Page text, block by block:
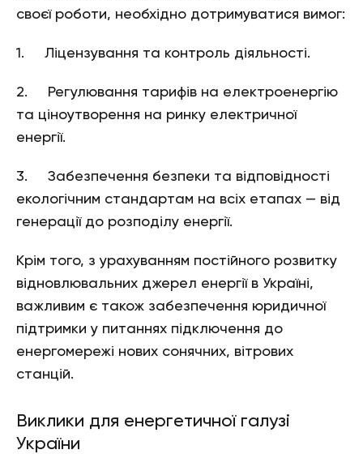
своєї роботи, необхідно дотримуватися вимог:
1. Ліцензування та контроль діяльності.
2. Регулювання тарифів на електроенергію
та ціноутворення на ринку електричної
енергії.
3. Забезпечення безпеки та відповідності
екологічним стандартам на всіх етапах — від
генерації до розподілу енергії.
Крім того, з урахуванням постійного розвитку
відновлювальних джерел енергії в Україні,
важливим є також забезпечення юридичної
підтримки у питаннях підключення до
енергомережі нових сонячних, вітрових
станцій.
Виклики для енергетичної галузі
України